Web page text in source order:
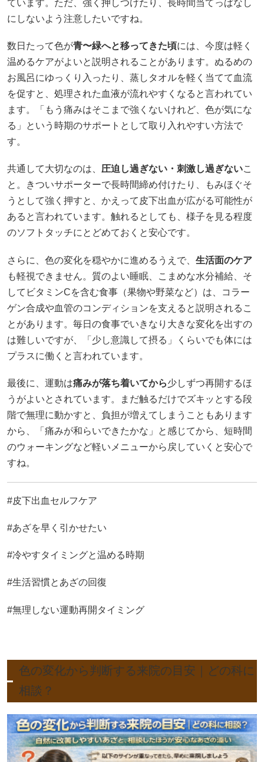
ています。ただ、強く押しつけたり、長時間当てっぱなし
にしないよう注意したいですね。
数日たって色が青〜緑へと移ってきた頃には、今度は軽く
温めるケアがよいと説明されることがあります。ぬるめの
お風呂にゆっくり入ったり、蒸しタオルを軽く当てて血流
を促すと、処理された血液が流れやすくなると言われてい
ます。「もう痛みはそこまで強くないけれど、色が気にな
る」という時期のサポートとして取り入れやすい方法で
す。
共通して大切なのは、 圧迫し過ぎない・刺激し過ぎないこ
と。きついサポーターで長時間締め付けたり、もみほぐそ
うとして強く押すと、かえって皮下出血が広がる可能性が
あると言われています。触れるとしても、様子を見る程度
のソフトタッチにとどめておくと安心です。
さらに、色の変化を穏やかに進めるうえで、 生活面のケア
も軽視できません。質のよい睡眠、こまめな水分補給、そ
してビタミンCを含む食事（果物や野菜など）は、コラー
ゲン合成や血管のコンディションを支えると説明されるこ
とがあります。毎日の食事でいきなり大きな変化を出すの
は難しいですが、「少し意識して摂る」くらいでも体には
プラスに働くと言われています。
最後に、運動は痛みが落ち着いてから少しずつ再開するほ
うがよいとされています。まだ触るだけでズキッとする段
階で無理に動かすと、負担が増えてしまうこともあります
から、「痛みが和らいできたかな」と感じてから、短時間
のウォーキングなど軽いメニューから戻していくと安心で
すね。
#皮下出血セルフケア
#あざを早く引かせたい
#冷やすタイミングと温める時期
#生活習慣とあざの回復
#無理しない運動再開タイミング
色の変化から判断する来院の目安｜どの科に
相談？